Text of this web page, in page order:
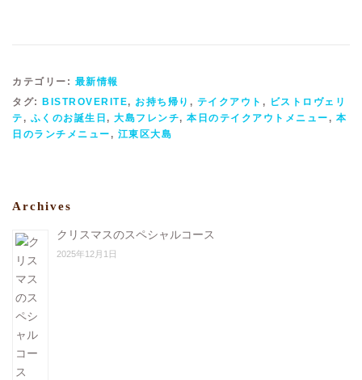
カテゴリー: 最新情報
タグ: BISTROVERITE, お持ち帰り , テイクアウト , ビストロヴェリ
テ , ふくのお誕生日 , 大島フレンチ, 本日のテイクアウトメニュー , 本
日のランチメニュー , 江東区大島
Archives
クリスマスのスペシャルコース
2025年12月1日